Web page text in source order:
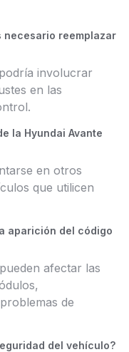
necesario reemplazar
involucrar
en las
la Hyundai Avante
en otros
que utilicen
aparición del código
afectar las
de
del vehículo?